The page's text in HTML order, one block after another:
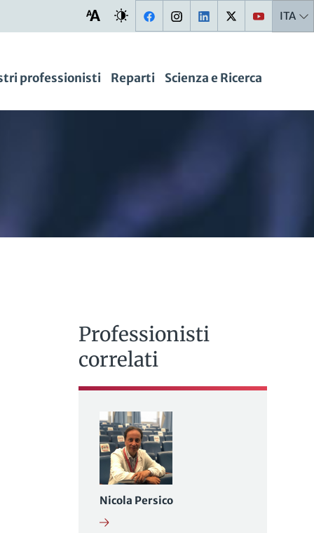
ITA
professionisti Reparti Scienza e Ricerca
Professionisti
correlati
Nicola Persico